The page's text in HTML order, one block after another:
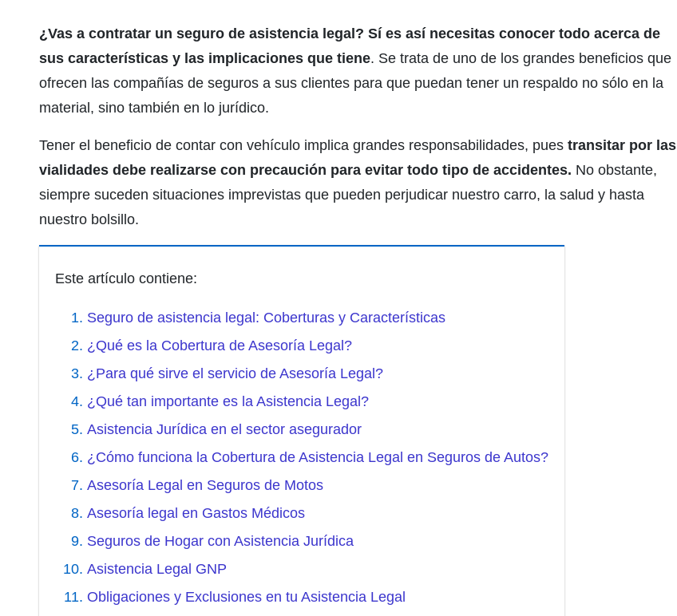
¿Vas a contratar un seguro de asistencia legal? Sí es así necesitas conocer todo acerca de
sus características y las implicaciones que tiene. Se trata de uno de los grandes beneficios que
ofrecen las compañías de seguros a sus clientes para que puedan tener un respaldo no sólo en la
material, sino también en lo jurídico.
Tener el beneficio de contar con vehículo implica grandes responsabilidades, pues transitar por las
vialidades debe realizarse con precaución para evitar todo tipo de accidentes. No obstante,
siempre suceden situaciones imprevistas que pueden perjudicar nuestro carro, la salud y hasta
nuestro bolsillo.
Este artículo contiene:
Seguro de asistencia legal: Coberturas y Características
¿Qué es la Cobertura de Asesoría Legal?
¿Para qué sirve el servicio de Asesoría Legal?
¿Qué tan importante es la Asistencia Legal?
Asistencia Jurídica en el sector asegurador
¿Cómo funciona la Cobertura de Asistencia Legal en Seguros de Autos?
Asesoría Legal en Seguros de Motos
Asesoría legal en Gastos Médicos
Seguros de Hogar con Asistencia Jurídica
Asistencia Legal GNP
Obligaciones y Exclusiones en tu Asistencia Legal